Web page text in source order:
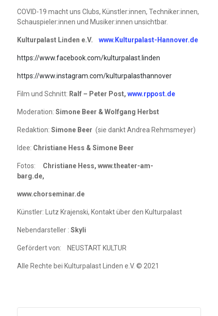
COVID-19 macht uns Clubs, Künstler:innen, Techniker:innen,
Schauspieler:innen und Musiker:innen unsichtbar.
Kulturpalast Linden e.V. www.Kulturpalast-Hannover.de
https://www.facebook.com/kulturpalast.linden
https://www.instagram.com/kulturpalasthannover
Film und Schnitt: Ralf – Peter Post, www.rppost.de
Moderation: Simone Beer & Wolfgang Herbst
Redaktion: Simone Beer (sie dankt Andrea Rehmsmeyer)
Idee: Christiane Hess & Simone Beer
Fotos: Christiane Hess, www.theater-am-
barg.de,
www.chorseminar.de
Künstler: Lutz Krajenski, Kontakt über den Kulturpalast
Nebendarsteller : Skyli
Gefördert von: NEUSTART KULTUR
Alle Rechte bei Kulturpalast Linden e.V. © 2021